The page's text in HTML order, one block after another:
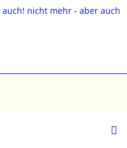
nicht mehr - aber auch